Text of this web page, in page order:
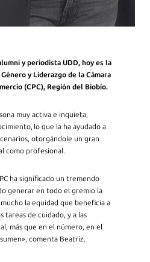
y periodista UDD, hoy es la
y Liderazgo de la Cámara
(CPC), Región del Biobío.
muy activa e inquieta,
lo que la ha ayudado a
otorgándole un gran
como profesional.
ha significado un tremendo
generar en todo el gremio la
la equidad que beneficia a
tareas de cuidado, y a las
más que en el número, en el
comenta Beatriz.